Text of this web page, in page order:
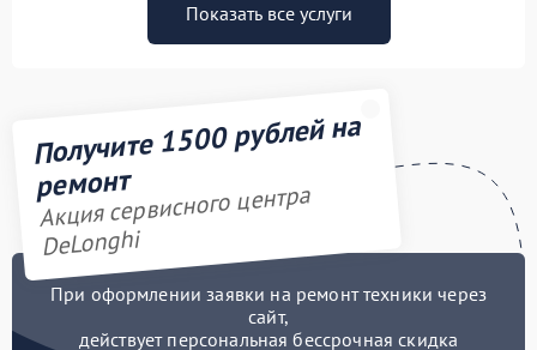
Показать все услуги
Получите 1500 рублей на
ремонт
Акция сервисного центра
DeLonghi
При оформлении заявки на ремонт техники через
сайт,
действует персональная бессрочная скидка